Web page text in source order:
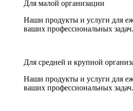
Для малой организации
Наши продукты и услуги для
ваших профессиональных задач.
Для средней и крупной
Наши продукты и услуги для
ваших профессиональных задач.